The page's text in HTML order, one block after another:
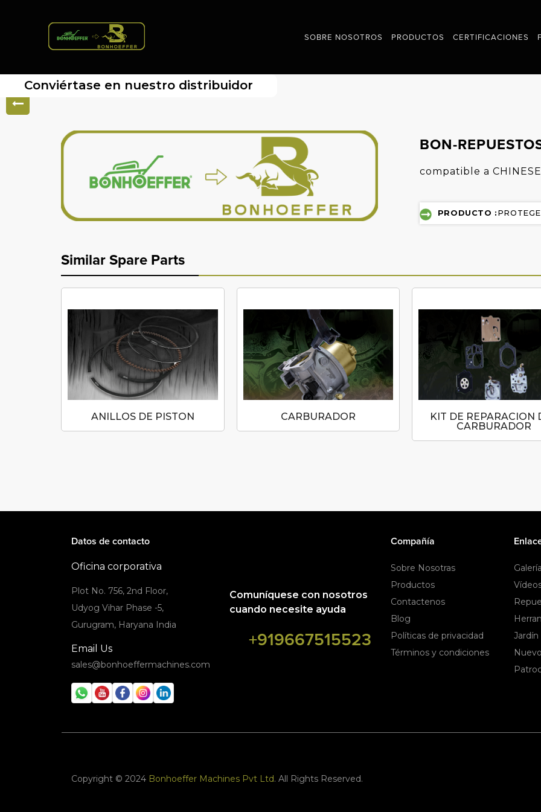
SOBRE NOSOTROS PRODUCTOS CERTIFICACIONES
Conviértase en nuestro distribuidor
BON-
compatible a
PRODUCTO :
Similar Spare Parts
ANILLOS DE PISTON CARBURADOR
KIT DE REPARACION
CARBURADOR
Datos de contacto
Oficina corporativa
Plot No. 756, 2nd Floor,
Udyog Vihar Phase -5,
Gurugram, Haryana India
Email Us
sales@bonhoeffermachines.com
Comuníquese con nosotros
cuando necesite ayuda
+919667515523
Compañía
Sobre Nosotras
Productos
Contactenos
Blog
Políticas de privacidad
Términos y condiciones
Galería
Jardín
Copyright © 2024 Bonhoeffer Machines Pvt Ltd. All Rights Reserved.